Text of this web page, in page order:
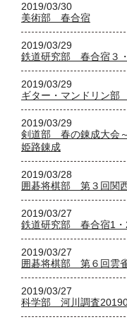
2019/03/30
美術部 春合宿
2019/03/29
鉄道研究部 春合宿３
2019/03/29
ギター・マンドリン部
2019/03/29
剣道部 春の錬成大会
姫路錬成
2019/03/28
囲碁将棋部 第３回関
2019/03/27
鉄道研究部 春合宿1・
2019/03/27
囲碁将棋部 第６回雲
2019/03/27
科学部 河川調査